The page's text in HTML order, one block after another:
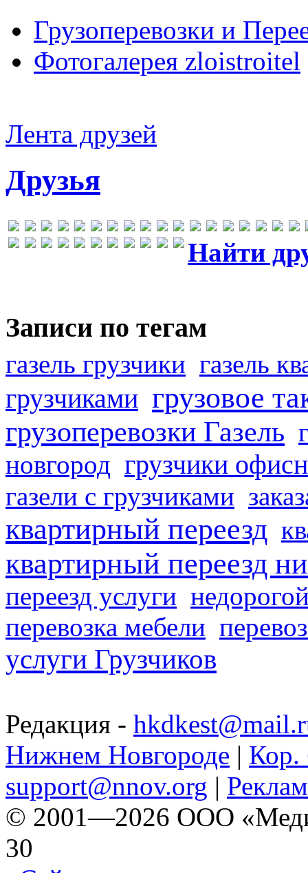
Грузоперевозки и
Фотогалерея zloistroitel
Лента друзей
Друзья
Найти
Записи по тегам
газель грузчики газель
грузчиками грузовое
грузоперевозки Газель
новгород грузчики
газели с грузчиками
квартирный переезд
квартирный переезд
переезд услуги
перевозка мебели
услуги Грузчиков
Редакция -
Нижнем Новгороде | Кор.
support@nnov.org |
© 2001—2026 ООО
30